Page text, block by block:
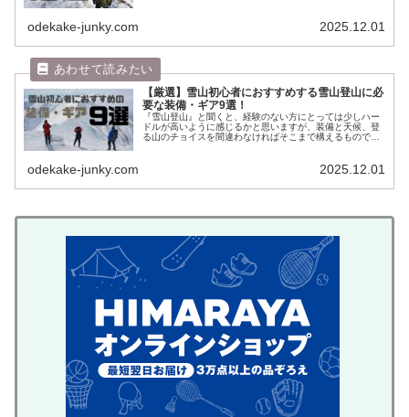
odekake-junky.com 2025.12.01
【厳選】雪山初心者におすすめする雪山登山に必
要な装備・ギア9選！
『雪山登山』と聞くと、経験のない方にとっては少しハー
ドルが高いように感じるかと思いますが、装備と天候、登
る山のチョイスを間違わなければそこまで構えるものでは
odekake-junky.com 2025.12.01